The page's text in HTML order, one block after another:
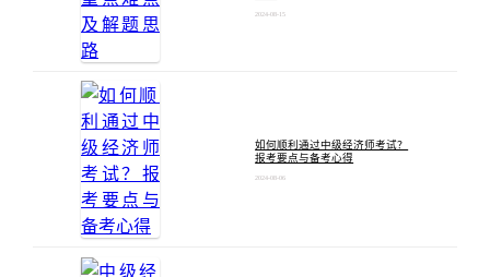
2024-08-15
如何顺利通过中级经济师考试？
报考要点与备考心得
2024-08-06